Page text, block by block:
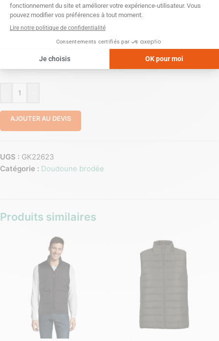
PERSONNALISATION
Poitrine (droite)
AJOUTER AU DEVIS
UGS : GK22623
Catégorie : Doudoune brodée
Produits similaires